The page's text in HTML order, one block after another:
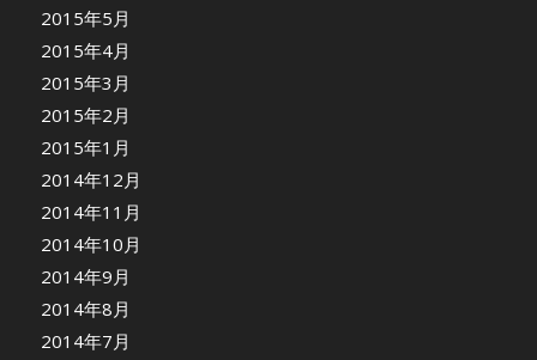
2015年5月
2015年4月
2015年3月
2015年2月
2015年1月
2014年12月
2014年11月
2014年10月
2014年9月
2014年8月
2014年7月